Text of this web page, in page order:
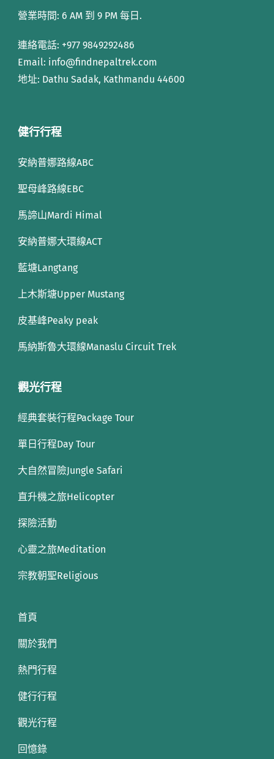
營業時間: 6 AM 到 9 PM 每日.
連絡電話: +977 9849292486
Email: info@findnepaltrek.com
地址: Dathu Sadak, Kathmandu 44600
健行行程
安納普娜路線ABC
聖母峰路線EBC
馬諦山Mardi Himal
安納普娜大環線ACT
藍塘Langtang
上木斯塘Upper Mustang
皮基峰Peaky peak
馬納斯魯大環線Manaslu Circuit Trek
觀光行程
經典套裝行程Package Tour
單日行程Day Tour
大自然冒險Jungle Safari
直升機之旅Helicopter
探險活動
心靈之旅Meditation
宗教朝聖Religious
首頁
關於我們
熱門行程
健行行程
觀光行程
回憶錄